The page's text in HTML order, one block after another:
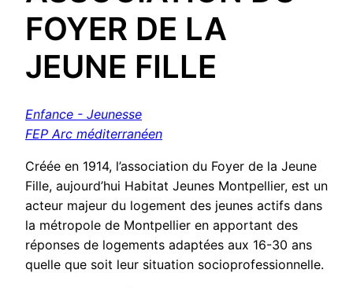
FOYER DE LA
JEUNE FILLE
Enfance - Jeunesse
FEP Arc méditerranéen
Créée en 1914, l’association du Foyer de la Jeune
Fille, aujourd’hui Habitat Jeunes Montpellier, est un
acteur majeur du logement des jeunes actifs dans
la métropole de Montpellier en apportant des
réponses de logements adaptées aux 16-30 ans
quelle que soit leur situation socioprofessionnelle.